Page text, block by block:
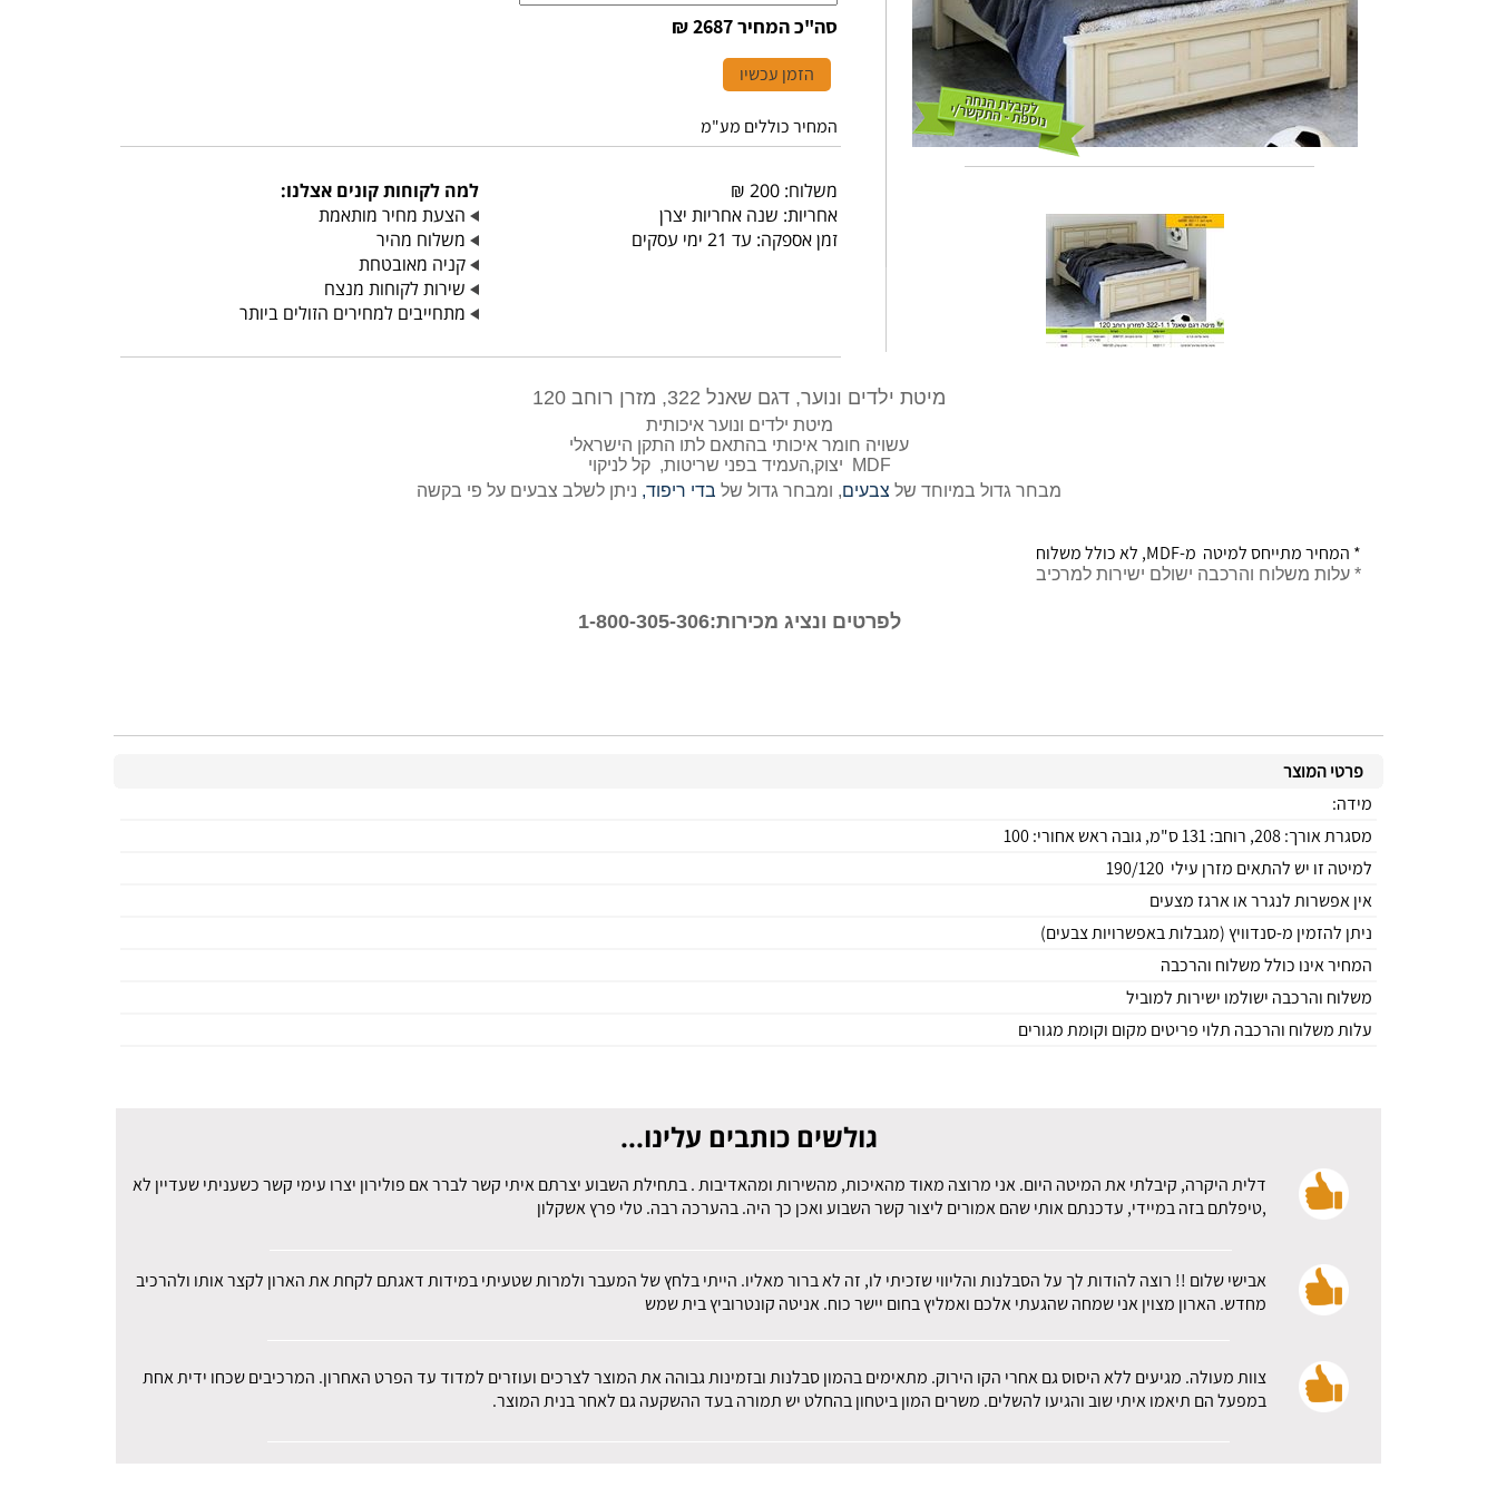
סה"כ המחיר2687 ₪
הזמן עכשיו
המחיר כוללים מע"מ
משלוח: 200 ₪
אחריות: שנה אחריות יצרן
זמן אספקה: עד 21 ימי עסקים
למה לקוחות קונים אצלנו:
הצעת מחיר מותאמת
משלוח מהיר
קניה מאובטחת
שירות לקוחות מנצח
מתחייבים למחירים הזולים ביותר
מיטת ילדים ונוער, דגם שאנל 322, מזרן רוחב 120
מיטת ילדים ונוער איכותית
עשויה חומר איכותי בהתאם לתו התקן הישראלי
MDF יצוק,העמיד בפני שריטות, קל לניקוי
מבחר גדול במיוחד של צבעים, ומבחר גדול של בדי ריפוד, ניתן לשלב צבעים על פי בקשה
* המחיר מתייחס למיטה מ-MDF, לא כולל משלוח
* עלות משלוח והרכבה ישולם ישירות למרכיב
לפרטים ונציג מכירות:1-800-305-306
פרטי המוצר
מידה:
מסגרת אורך: 208, רוחב: 131 ס"מ, גובה ראש אחורי: 100
למיטה זו יש להתאים מזרן עילי 190/120
אין אפשרות לנגרר או ארגז מצעים
ניתן להזמין מ-סנדוויץ (מגבלות באפשרויות צבעים)
המחיר אינו כולל משלוח והרכבה
משלוח והרכבה ישולמו ישירות למוביל
עלות משלוח והרכבה תלוי פריטים מקום וקומת מגורים
גולשים כותבים עלינו...
דלית היקרה, קיבלתי את המיטה היום. אני מרוצה מאוד מהאיכות, מהשירות ומהאדיבות . בתחילת השבוע יצרתם איתי קשר לברר אם פולירון יצרו עימי קשר כשעניתי שעדיין לא
,טיפלתם בזה במיידי, עדכנתם אותי שהם אמורים ליצור קשר השבוע ואכן כך היה. בהערכה רבה. טלי פרץ אשקלון
אבישי שלום !! רוצה להודות לך על הסבלנות והליווי שזכיתי לו, זה לא ברור מאליו. הייתי בלחץ של המעבר ולמרות שטעיתי במידות דאגתם לקחת את הארון לקצר אותו ולהרכיב
מחדש. הארון מצוין אני שמחה שהגעתי אלכם ואמליץ בחום יישר כוח. אניטה קונטרוביץ בית שמש
צוות מעולה. מגיעים ללא היסוס גם אחרי הקו הירוק. מתאימים בהמון סבלנות ובזמינות גבוהה את המוצר לצרכים ועוזרים למדוד עד הפרט האחרון. המרכיבים שכחו ידית אחת
במפעל הם תיאמו איתי שוב והגיעו להשלים. משרים המון ביטחון בהחלט יש תמורה בעד ההשקעה גם לאחר בנית המוצר.